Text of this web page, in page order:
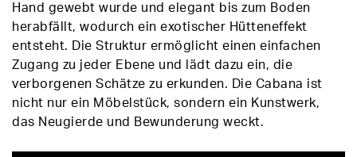
Hand gewebt wurde und elegant bis zum Boden
herabfällt, wodurch ein exotischer Hütteneffekt
entsteht. Die Struktur ermöglicht einen einfachen
Zugang zu jeder Ebene und lädt dazu ein, die
verborgenen Schätze zu erkunden. Die Cabana ist
nicht nur ein Möbelstück, sondern ein Kunstwerk,
das Neugierde und Bewunderung weckt.